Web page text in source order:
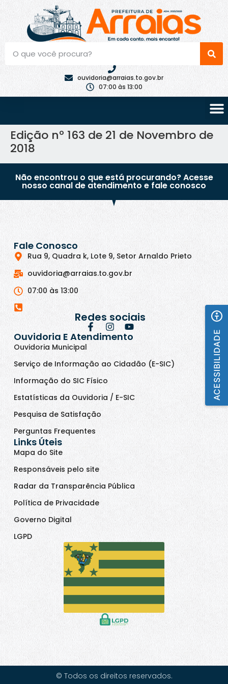
ouvidoria@arraias.to.gov.br
07:00 às 13:00
Edição nº 163 de 21 de Novembro de
2018
Não encontrou o que está procurando? Acesse
nosso canal de atendimento e fale conosco
Fale Conosco
Rua 9, Quadra k, Lote 9, Setor Arnaldo Prieto
ouvidoria@arraias.to.gov.br
07:00 às 13:00
Redes sociais
Ouvidoria E Atendimento
Ouvidoria Municipal
Serviço de Informação ao Cidadão (E-SIC)
Informação do SIC Físico
Estatísticas da Ouvidoria / E-SIC
Pesquisa de Satisfação
Perguntas Frequentes
Links Úteis
Mapa do Site
Responsáveis pelo site
Radar da Transparência Pública
Política de Privacidade
Governo Digital
LGPD
© Todos os direitos reservados.
ACESSIBILIDADE